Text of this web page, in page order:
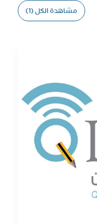
مشاهدة الكل (1)